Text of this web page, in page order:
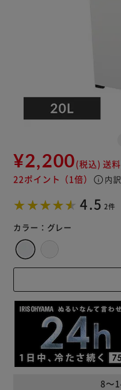
¥2,200(税込) 送
22ポイント （1倍） info 内訳
4.5 2件
カラー： グレー
8～